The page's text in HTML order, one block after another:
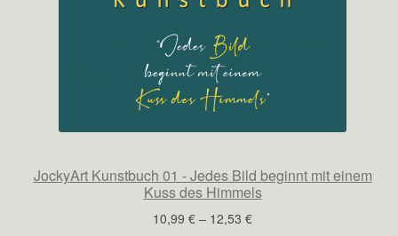
JockyArt Kunstbuch 01 - Jedes Bild beginnt mit einem
Kuss des Himmels
10,99 € – 12,53 €Preisspanne: